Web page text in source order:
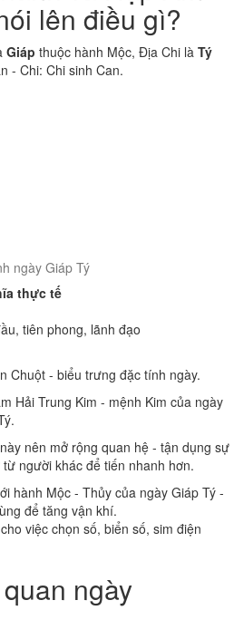
lên điều gì?
Giáp thuộc hành Mộc, Địa Chi là Tý
- Chi: Chi sinh Can.
ngày Giáp Tý
thực tế
tiên phong, lãnh đạo
Chuột - biểu trưng đặc tính ngày.
Hải Trung Kim - mệnh Kim của ngày
nên mở rộng quan hệ - tận dụng sự
từ người khác để tiến nhanh hơn.
hành Mộc - Thủy của ngày Giáp Tý -
để tăng vận khí.
việc chọn số, biển số, sim điện
ngày